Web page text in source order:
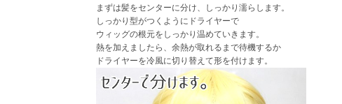
まずは髪をセンターに分け、しっかり濡らします。
しっかり型がつくようにドライヤーで
ウィッグの根元をしっかり温めていきます。
熱を加えましたら、余熱が取れるまで待機するか
ドライヤーを冷風に切り替えて形を付けます。